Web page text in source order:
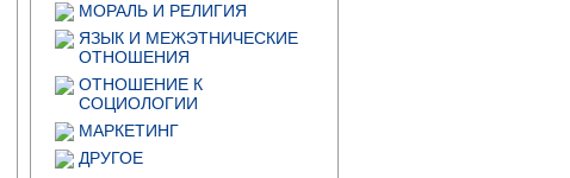
МОРАЛЬ И РЕЛИГИЯ
ЯЗЫК И МЕЖЭТНИЧЕСКИЕ
ОТНОШЕНИЯ
ОТНОШЕНИЕ К
СОЦИОЛОГИИ
МАРКЕТИНГ
ДРУГОЕ